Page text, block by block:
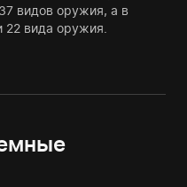
видов оружия, а в
22 вида оружия.